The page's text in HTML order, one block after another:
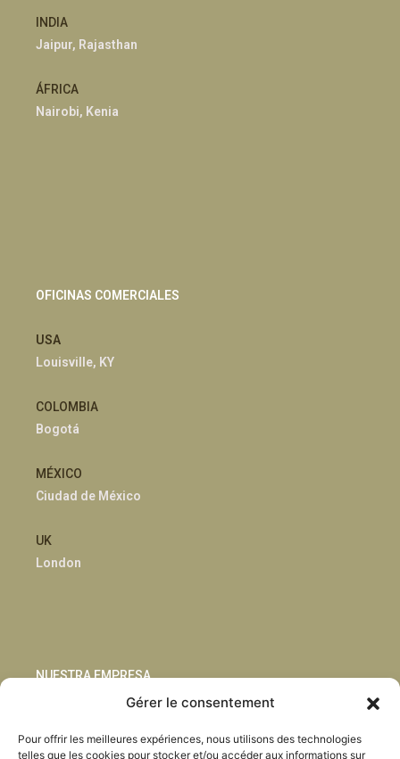
Gérer le consentement
Pour offrir les meilleures expériences, nous utilisons des technologies
telles que les cookies pour stocker et/ou accéder aux informations sur
INDIA
Jaipur, Rajasthan
ÁFRICA
Nairobi, Kenia
OFICINAS COMERCIALES
USA
Louisville, KY
COLOMBIA
Bogotá
MÉXICO
Ciudad de México
UK
London
NUESTRA EMPRESA
Innovación